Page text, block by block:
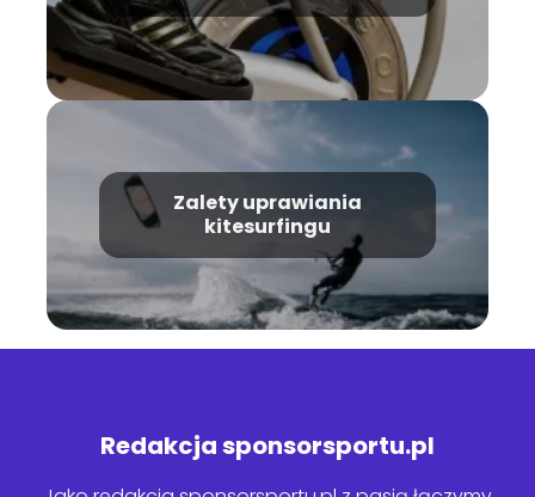
Zalety uprawiania
kitesurfingu
Redakcja sponsorsportu.pl